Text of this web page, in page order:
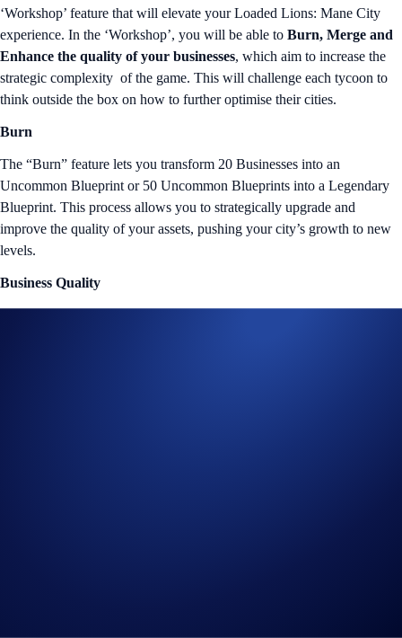
‘Workshop’ feature that will elevate your Loaded Lions: Mane City
experience. In the ‘Workshop’, you will be able to Burn, Merge and
Enhance the quality of your businesses, which aim to increase the
strategic complexity of the game. This will challenge each tycoon to
think outside the box on how to further optimise their cities.
Burn
The “Burn” feature lets you transform 20 Businesses into an
Uncommon Blueprint or 50 Uncommon Blueprints into a Legendary
Blueprint. This process allows you to strategically upgrade and
improve the quality of your assets, pushing your city’s growth to new
levels.
Business Quality